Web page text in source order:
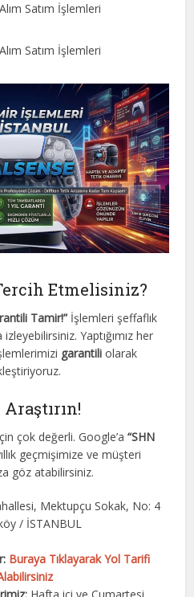
Satım İşlemleri
Satım İşlemleri
Etmelisiniz?
Tamir!” İşlemleri şeffaflık
Yaptığımız her
garantiliolarak
çok değerli. Google’a “SHN
geçmişimize ve müşteri
göz atabilirsiniz.
Mektupçu Sokak, No: 4
/ İSTANBUL
Buraya Tıklayarak Yol Tarifi
Hafta içi ve Cumartesi